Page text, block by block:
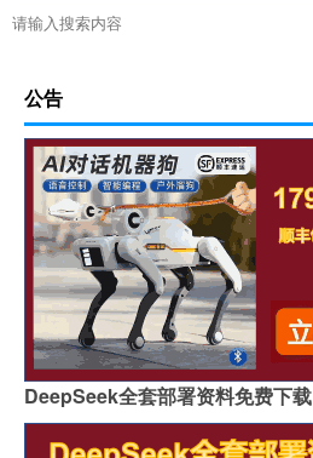
公告
DeepSeek全套部署资料免费下载